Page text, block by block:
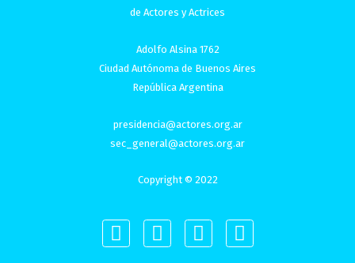
de Actores y Actrices
Adolfo Alsina 1762
Ciudad Autónoma de Buenos Aires
República Argentina
presidencia@actores.org.ar
sec_general@actores.org.ar
Copyright © 2022
I
n
F
a
T
w
Y
o